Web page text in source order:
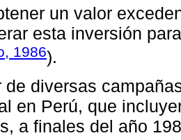
un valor
esta inversión
1986).
de diversas
en Perú, que
a finales del año